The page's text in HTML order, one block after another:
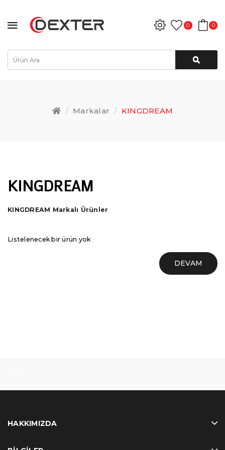
0 0
Markalar KINGDREAM
KINGDREAM
KINGDREAM Markalı Ürünler
Listelenecek bir ürün yok
DEVAM
HAKKIMIZDA